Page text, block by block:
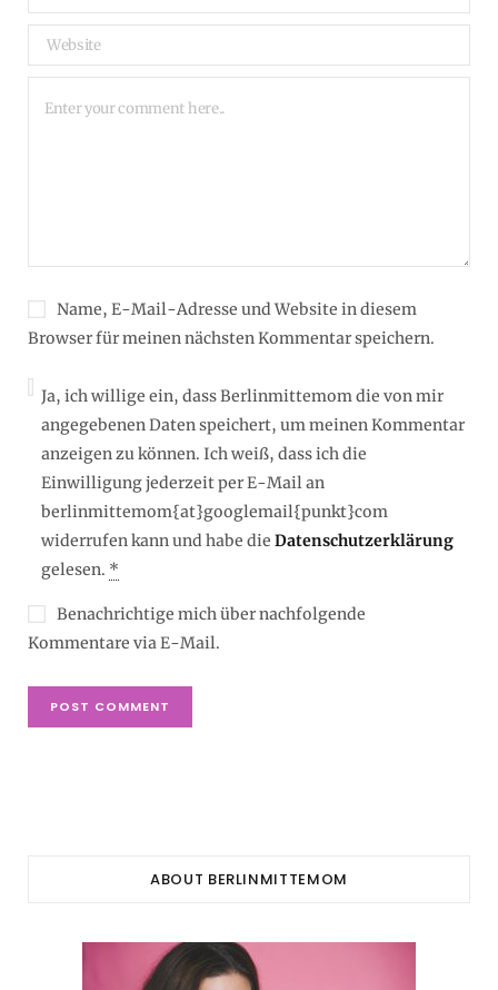
Name, E-Mail-Adresse und Website in diesem
Browser für meinen nächsten Kommentar speichern.
Ja, ich willige ein, dass Berlinmittemom die von mir
angegebenen Daten speichert, um meinen Kommentar
anzeigen zu können. Ich weiß, dass ich die
Einwilligung jederzeit per E-Mail an
berlinmittemom{at}googlemail{punkt}com
widerrufen kann und habe die Datenschutzerklärung
gelesen. *
Benachrichtige mich über nachfolgende
Kommentare via E-Mail.
ABOUT BERLINMITTEMOM